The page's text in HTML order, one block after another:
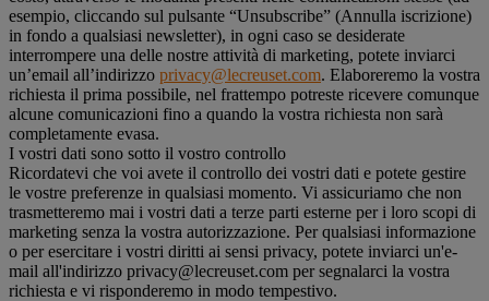
esempio, cliccando sul pulsante “Unsubscribe” (Annulla iscrizione)
in fondo a qualsiasi newsletter), in ogni caso se desiderate
interrompere una delle nostre attività di marketing, potete inviarci
un’email all’indirizzo privacy@lecreuset.com. Elaboreremo la vostra
richiesta il prima possibile, nel frattempo potreste ricevere comunque
alcune comunicazioni fino a quando la vostra richiesta non sarà
completamente evasa.
I vostri dati sono sotto il vostro controllo
Ricordatevi che voi avete il controllo dei vostri dati e potete gestire
le vostre preferenze in qualsiasi momento. Vi assicuriamo che non
trasmetteremo mai i vostri dati a terze parti esterne per i loro scopi di
marketing senza la vostra autorizzazione. Per qualsiasi informazione
o per esercitare i vostri diritti ai sensi privacy, potete inviarci un'e-
mail all'indirizzo privacy@lecreuset.com per segnalarci la vostra
richiesta e vi risponderemo in modo tempestivo.